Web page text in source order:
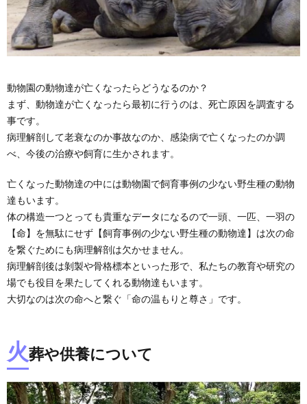
動物園の動物達が亡くなったらどうなるのか？
まず、動物達が亡くなったら最初に行うのは、死亡原因を調査する
事です。
病理解剖して老衰なのか事故なのか、感染病で亡くなったのか調
べ、今後の治療や飼育に生かされます。
亡くなった動物達の中には動物園で飼育事例の少ない野生種の動物
達もいます。
体の構造一つとっても貴重なデータになるので一頭、一匹、一羽の
【命】を無駄にせず【飼育事例の少ない野生種の動物達】は次の命
を繋ぐためにも病理解剖は欠かせません。
病理解剖後は剝製や骨格標本といった形で、私たちの教育や研究の
場でも役目を果たしてくれる動物達もいます。
大切なのは次の命へと繋ぐ「命の温もりと尊さ」です。
火葬や供養について